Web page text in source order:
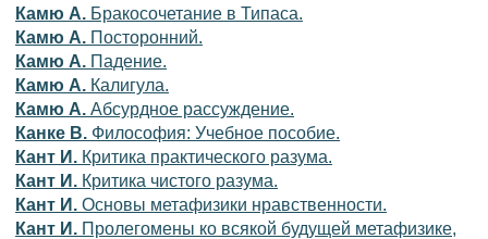
Камю А. Бракосочетание в Типаса.
Камю А. Посторонний.
Камю А. Падение.
Камю А. Калигула.
Камю А. Абсурдное рассуждение.
Канке В. Философия: Учебное пособие.
Кант И. Критика практического разума.
Кант И. Критика чистого разума.
Кант И. Основы метафизики нравственности.
Кант И. Пролегомены ко всякой будущей метафизике,